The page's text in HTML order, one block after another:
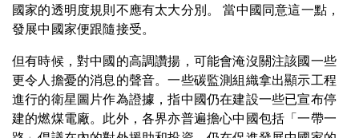
國家的透明度規則不應有太大分別。 當中國同意這一點，
發展中國家便跟隨接受。
但有時候，對中國的高調讚揚，可能會淹沒關注該國一些
更令人擔憂的消息的聲音。一些碳監測組織拿出顯示工程
進行的衛星圖片作為證據，指中國仍在建設一些已宣布停
建的燃煤電廠。此外，各界亦普遍擔心中國包括「一帶一